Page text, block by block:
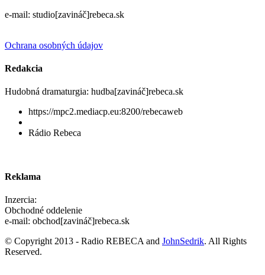
e-mail: studio[zavináč]rebeca.sk
Ochrana osobných údajov
Redakcia
Hudobná dramaturgia: hudba[zavináč]rebeca.sk
https://mpc2.mediacp.eu:8200/rebecaweb
Rádio Rebeca
Reklama
Inzercia:
Obchodné oddelenie
e-mail: obchod[zavináč]rebeca.sk
© Copyright 2013 - Radio REBECA and JohnSedrik. All Rights
Reserved.